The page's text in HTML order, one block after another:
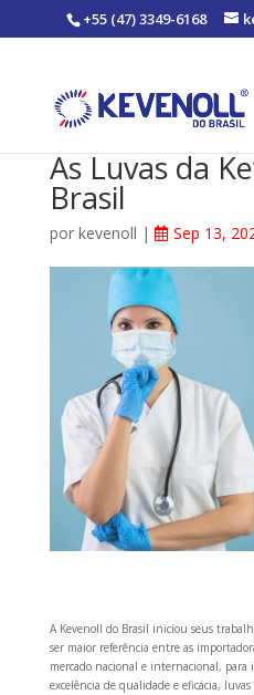
+55 (47) 3349-6168
As Luvas da
Brasil
por kevenoll | Sep 13,
A Kevenoll do Brasil iniciou seus
ser maior referência entre as
mercado nacional e internacional, para
excelência de qualidade e eficácia, luvas